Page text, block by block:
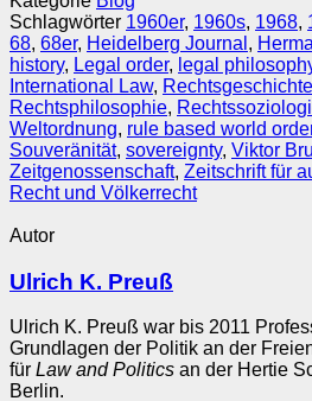
Schlagwörter 1960er, 1960s, 1968,
68, 68er, Heidelberg Journal ,
history, Legal order, legal
International Law, Rechtsgeschichte
Rechtsphilosophie,
Weltordnung, rule based world
Souveränität, sovereignty, Viktor
Zeitgenossenschaft, Zeitschrift für
Recht und Völkerrecht
Autor
Ulrich K. Preuß
Ulrich K. Preuß war bis 2011
Grundlagen der Politik an der
für Law and Politics an der Hertie
Berlin.